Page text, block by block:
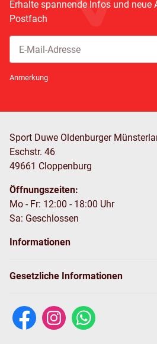
Erhalte spannende Infos und neue
Postfach
Anmerkung
Sport Duwe Oldenburger
Eschstr. 46
49661 Cloppenburg
Öffnungszeiten:
Mo - Fr: 12:00 - 18:00 Uhr
Sa: Geschlossen
Informationen
Gesetzliche Informationen